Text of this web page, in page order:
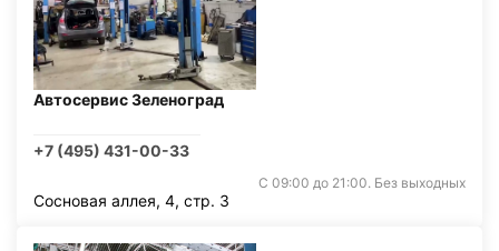
Автосервис Зеленоград
+7 (495) 431-00-33
С 09:00 до 21:00. Без выходных
Сосновая аллея, 4, стр. 3